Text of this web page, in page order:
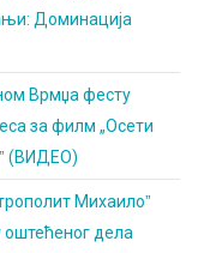
Доминација
Врмџа фесту
за филм „Осети
(ВИДЕО)
Михаилоˮ
оштећеног дела